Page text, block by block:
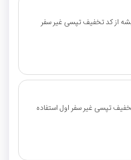
از کد تخفیف تپسی غیر سفر
تپسی غیر سفر اول استفاده